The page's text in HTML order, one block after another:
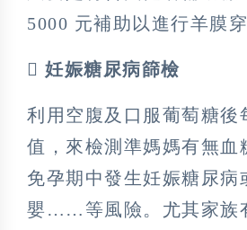
5000 元補助以進行羊膜穿
 妊娠糖尿病篩檢
利用空腹及口服葡萄糖後
值，來檢測準媽媽有無血
免孕期中發生妊娠糖尿病
嬰……等風險。尤其家族